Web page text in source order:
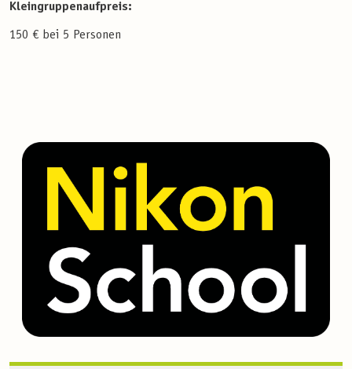
Kleingruppenaufpreis:
150 € bei 5 Personen